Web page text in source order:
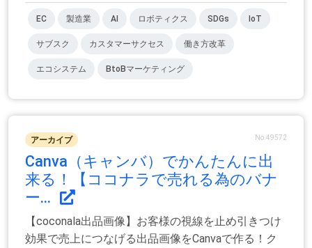
EC 製造業 AI ロボティクス SDGs IoT
サブスク カスタマーサクセス 働き方改革
エコシステム BtoBマーケティング
アーカイブ No.49572
Canva（キャンバ）でかんたんに出
来る！【ココナラで売れる為のバナ
ー...
【coconala出品画像】お客様の視線を止め引きつけ
効果で売上につなげる出品画像をCanvaで作る！ク